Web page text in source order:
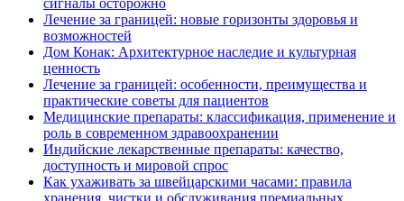
Лечение за границей: новые горизонты здоровья и
возможностей
Дом Конак: Архитектурное наследие и культурная
ценность
Лечение за границей: особенности, преимущества и
практические советы для пациентов
Медицинские препараты: классификация, применение и
роль в современном здравоохранении
Индийские лекарственные препараты: качество,
доступность и мировой спрос
Как ухаживать за швейцарскими часами: правила
хранения, чистки и обслуживания премиальных